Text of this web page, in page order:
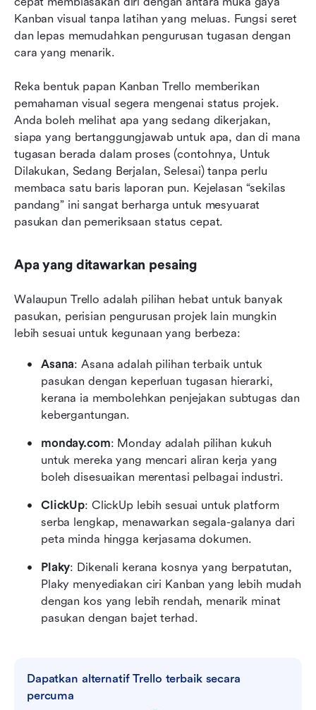
Kanban visual tanpa latihan yang meluas. Fungsi seret
dan lepas memudahkan pengurusan tugasan dengan
cara yang menarik.
Reka bentuk papan Kanban Trello memberikan
pemahaman visual segera mengenai status projek.
Anda boleh melihat apa yang sedang dikerjakan,
siapa yang bertanggungjawab untuk apa, dan di mana
tugasan berada dalam proses (contohnya, Untuk
Dilakukan, Sedang Berjalan, Selesai) tanpa perlu
membaca satu baris laporan pun. Kejelasan “sekilas
pandang” ini sangat berharga untuk mesyuarat
pasukan dan pemeriksaan status cepat.
Apa yang ditawarkan pesaing
Walaupun Trello adalah pilihan hebat untuk banyak
pasukan, perisian pengurusan projek lain mungkin
lebih sesuai untuk kegunaan yang berbeza:
Asana: Asana adalah pilihan terbaik untuk
pasukan dengan keperluan tugasan hierarki,
kerana ia membolehkan penjejakan subtugas dan
kebergantungan.
monday.com: Monday adalah pilihan kukuh
untuk mereka yang mencari aliran kerja yang
boleh disesuaikan merentasi pelbagai industri.
ClickUp: ClickUp lebih sesuai untuk platform
serba lengkap, menawarkan segala-galanya dari
peta minda hingga kerjasama dokumen.
Plaky: Dikenali kerana kosnya yang berpatutan,
Plaky menyediakan ciri Kanban yang lebih mudah
dengan kos yang lebih rendah, menarik minat
pasukan dengan bajet terhad.
Dapatkan alternatif Trello terbaik secara
percuma